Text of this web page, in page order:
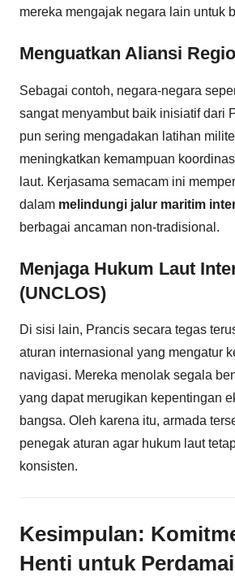
mereka mengajak negara lain untuk
Menguatkan Aliansi
Sebagai contoh, negara-negara
sangat menyambut baik inisiatif dari
pun sering mengadakan latihan
meningkatkan kemampuan
laut. Kerjasama semacam ini
dalam melindungi jalur maritim
berbagai ancaman non-tradisional.
Menjaga Hukum Laut
(UNCLOS)
Di sisi lain, Prancis secara tegas
aturan internasional yang mengatur
navigasi. Mereka menolak segala
yang dapat merugikan kepentingan
bangsa. Oleh karena itu, armada
penegak aturan agar hukum laut
konsisten.
Kesimpulan:
Henti untuk